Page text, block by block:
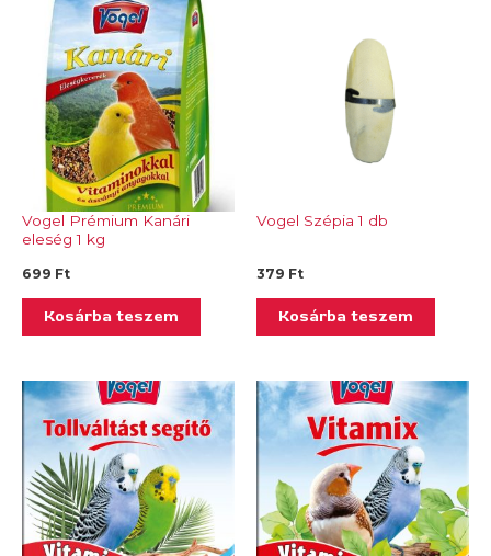
Vogel Prémium Kanári
eleség 1 kg
699 Ft
Kosárba teszem
Vogel Szépia 1 db
379 Ft
Kosárba teszem